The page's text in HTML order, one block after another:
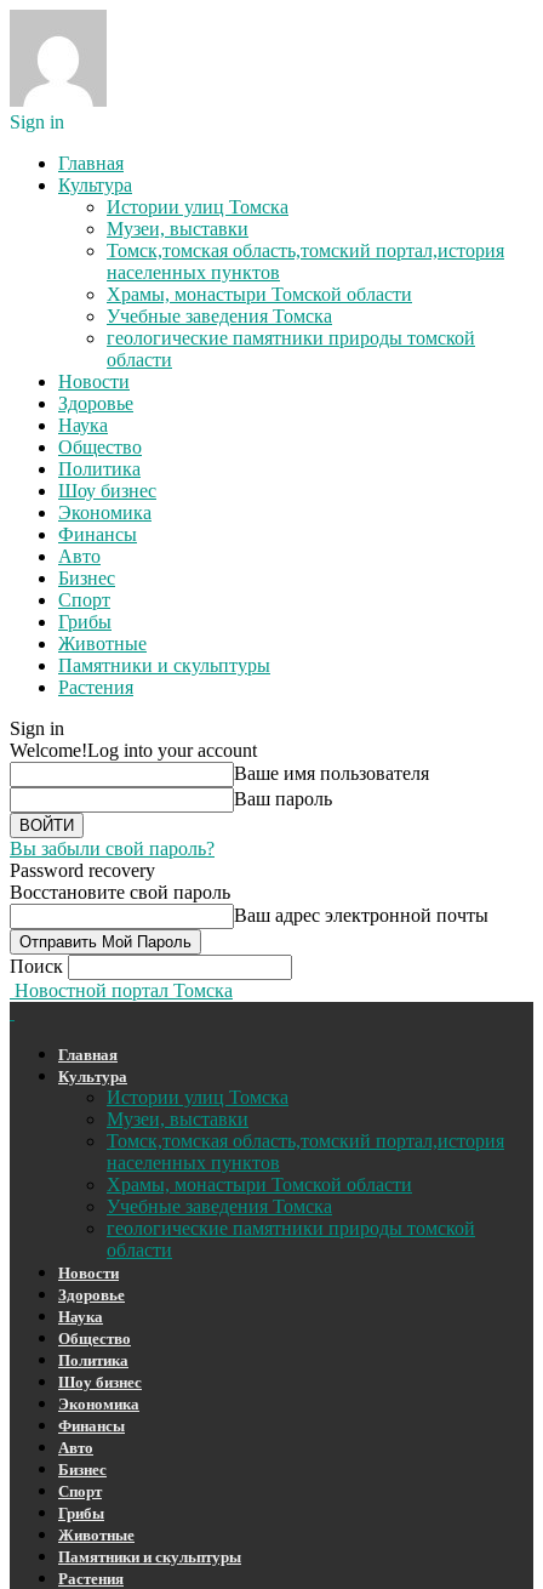
Sign in
Главная
Культура
Истории улиц Томска
Музеи, выставки
Томск,томская область,томский портал,история
населенных пунктов
Храмы, монастыри Томской области
Учебные заведения Томска
геологические памятники природы томской
области
Новости
Здоровье
Наука
Общество
Политика
Шоу бизнес
Экономика
Финансы
Авто
Бизнес
Спорт
Грибы
Животные
Памятники и скульптуры
Растения
Sign in
Welcome!Log into your account
Ваше имя пользователя
Ваш пароль
Вы забыли свой пароль?
Password recovery
Восстановите свой пароль
Ваш адрес электронной почты
Поиск
Новостной портал Томска
Главная
Культура
Истории улиц Томска
Музеи, выставки
Томск,томская область,томский портал,история
населенных пунктов
Храмы, монастыри Томской области
Учебные заведения Томска
геологические памятники природы томской
области
Новости
Здоровье
Наука
Общество
Политика
Шоу бизнес
Экономика
Финансы
Авто
Бизнес
Спорт
Грибы
Животные
Памятники и скульптуры
Растения